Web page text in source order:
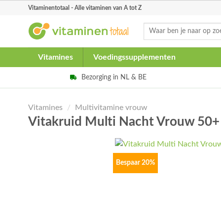
Vitaminentotaal - Alle vitaminen van A tot Z
Zoeken
Vitamines Voedingssupplementen
Bezorging in NL & BE
Vitamines / Multivitamine vrouw
Vitakruid Multi Nacht Vrouw 50+
Bespaar 20%